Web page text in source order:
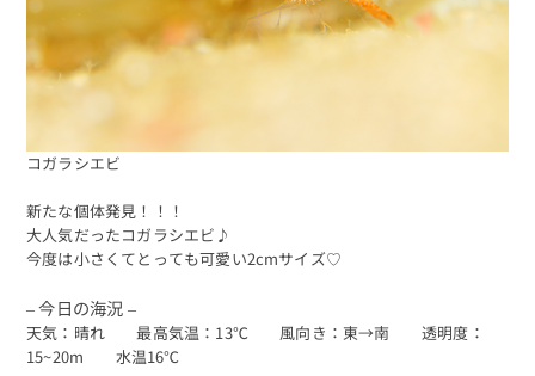
コガラシエビ
新たな個体発見！！！
大人気だったコガラシエビ♪
今度は小さくてとっても可愛い2cmサイズ♡
– 今日の海況 –
天気：晴れ 最高気温：13℃ 風向き：東→南 透明度：
15~20m 水温16℃